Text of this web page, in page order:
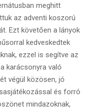
meghitt
az adventi koszorú
Ezt követően a lányok
kedveskedtek
ezzel is segítve az
karácsonyra való
végül közösen, jó
és forró
mindazoknak,